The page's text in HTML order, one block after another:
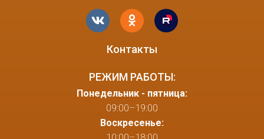
Контакты
РЕЖИМ РАБОТЫ:
Понедельник - пятница:
09:00–19:00
Воскресенье: